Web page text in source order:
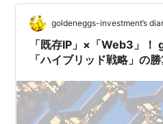
す！是非一度お試しください
きましては以下の契約締結前
い。http://www.ric.hi-
goldeneggs-investment’s
「既存IP」×「Web3」
「ハイブリッド戦略」の